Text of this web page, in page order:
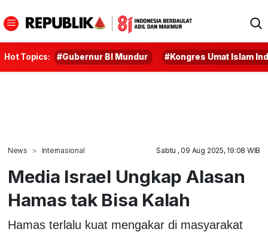
Hot Topics: #Gubernur BI Mundur #Kongres Umat Islam
News Internasional Sabtu , 09 Aug 2025, 19:08 WIB
Media Israel Ungkap Alasan
Hamas tak Bisa Kalah
Hamas terlalu kuat mengakar di masyarakat